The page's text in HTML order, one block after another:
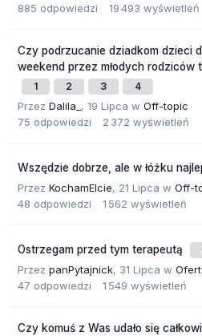
885 odpowiedzi 19 493 wyświetleń
Czy podrzucanie dziadkom dzieci
weekend przez młodych rodziców
1 2 3 4
Przez Dalila_ , 19 Lipca w Off-topic
75 odpowiedzi 2 372 wyświetleń
Wszędzie dobrze, ale w łóżku
Przez KochamElcie, 21 Lipca w Off-
48 odpowiedzi 1 562 wyświetleń
Ostrzegam przed tym terapeutą
Przez panPytajnick, 31 Lipca w
47 odpowiedzi 1 549 wyświetleń
Czy komuś z Was udało się